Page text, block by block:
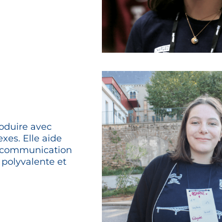
avec
Elle aide
polyvalente et